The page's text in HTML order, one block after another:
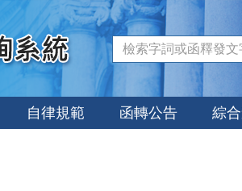
自律規範 函轉公告 綜